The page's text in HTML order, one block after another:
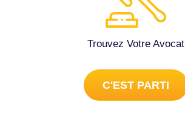
Trouvez Votre Avocat
C'EST PARTI